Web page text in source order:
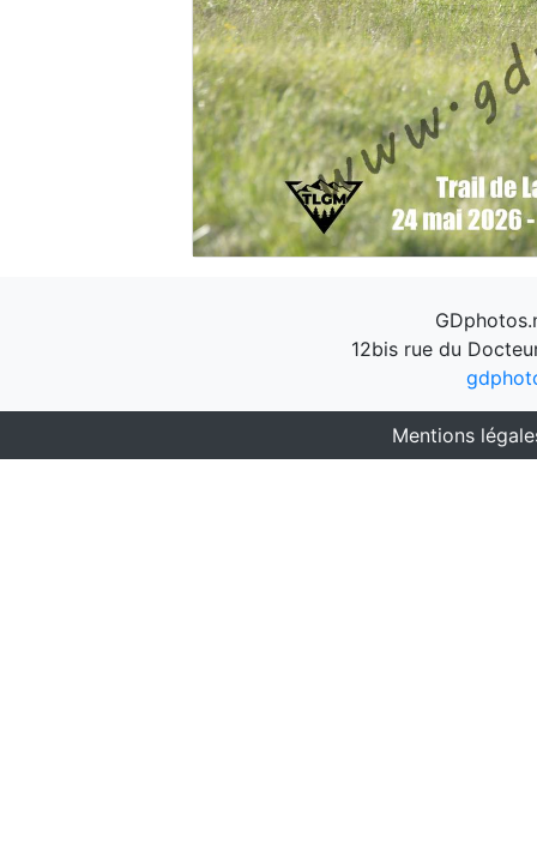
12bis rue du
Mentions